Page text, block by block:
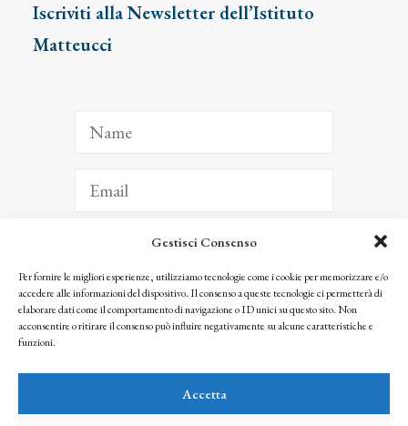
Gestisci Consenso
Per fornire le migliori esperienze, utilizziamo tecnologie come i cookie per memorizzare e/o
accedere alle informazioni del dispositivo. Il consenso a queste tecnologie ci permetterà di
elaborare dati come il comportamento di navigazione o ID unici su questo sito. Non
acconsentire o ritirare il consenso può influire negativamente su alcune caratteristiche e
funzioni.
Accetta
Iscriviti alla Newsletter dell’Istituto
Matteucci
ISCRIVITI
Facendo clic per iscriverti, riconosci che le tue informazioni saranno trattate
seguendo la nostra Privacy Policy
© 2025 Istituto Matteucci. All right reserved
l’autorizzazione scritta dei proprietari dei diritti e dell’Istituto Matteucci